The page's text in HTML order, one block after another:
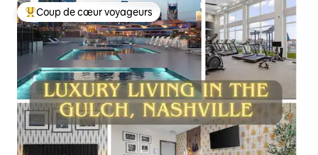
Coups de cœur voyageurs les plus appréciés
Coup de cœur voyageurs